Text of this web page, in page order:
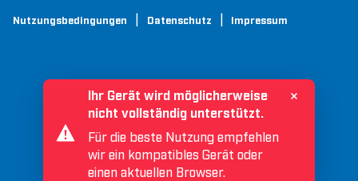
Nutzungsbedingungen Datenschutz Impressum
Ihr Gerät wird möglicherweise
nicht vollständig unterstützt.
Für die beste Nutzung empfehlen
wir ein kompatibles Gerät oder
einen aktuellen Browser.